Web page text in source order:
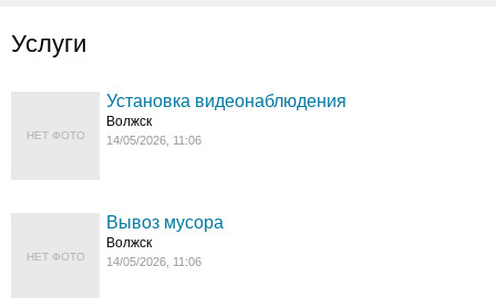
Услуги
НЕТ ФОТО
Установка видеонаблюдения
Волжск
14/05/2026, 11:06
НЕТ ФОТО
Вывоз мусора
Волжск
14/05/2026, 11:06